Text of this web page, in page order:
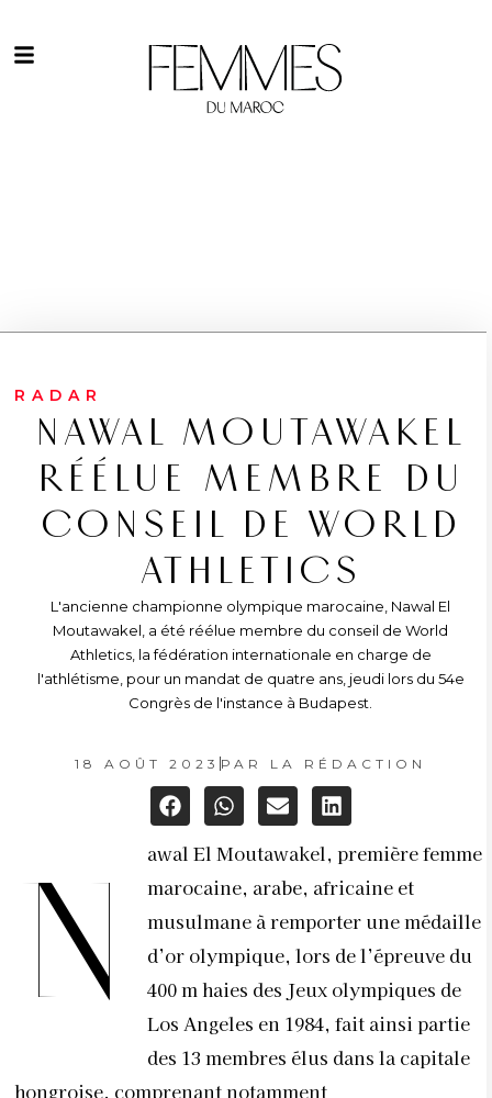
RADAR
NAWAL MOUTAWAKEL
RÉÉLUE MEMBRE DU
CONSEIL DE WORLD
ATHLETICS
L'ancienne championne olympique marocaine, Nawal El
Moutawakel, a été réélue membre du conseil de World
Athletics, la fédération internationale en charge de
l'athlétisme, pour un mandat de quatre ans, jeudi lors du 54e
Congrès de l'instance à Budapest.
18 AOÛT 2023 PAR LA RÉDACTION
N
awal El Moutawakel, première femme
marocaine, arabe, africaine et
musulmane à remporter une médaille
d’or olympique, lors de l’épreuve du
400 m haies des Jeux olympiques de
Los Angeles en 1984, fait ainsi partie
des 13 membres élus dans la capitale
hongroise, comprenant notamment